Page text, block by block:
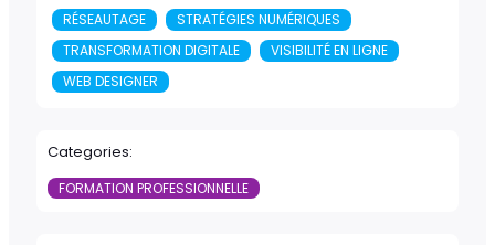
RÉSEAUTAGE
STRATÉGIES NUMÉRIQUES
TRANSFORMATION DIGITALE
VISIBILITÉ EN LIGNE
WEB DESIGNER
Categories:
FORMATION PROFESSIONNELLE